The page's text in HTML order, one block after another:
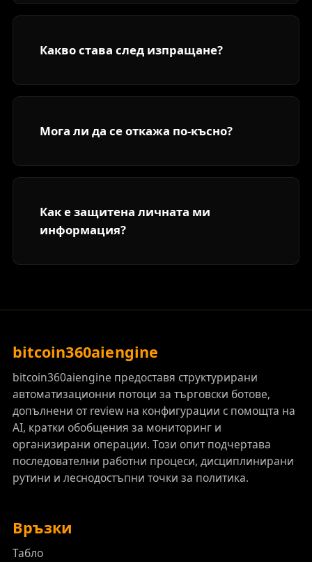
Какво става след изпращане?
Мога ли да се откажа по-късно?
Как е защитена личната ми
информация?
bitcoin360aiengine
bitcoin360aiengine предоставя структурирани
автоматизационни потоци за търговски ботове,
допълнени от review на конфигурации с помощта на
AI, кратки обобщения за мониторинг и
организирани операции. Този опит подчертава
последователни работни процеси, дисциплинирани
рутини и леснодостъпни точки за политика.
Връзки
Табло